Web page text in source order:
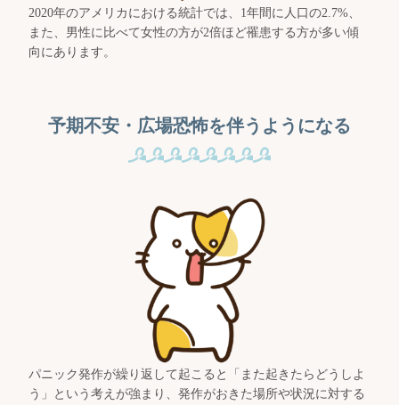
2020年のアメリカにおける統計では、1年間に人口の2.7%、
また、男性に比べて女性の方が2倍ほど罹患する方が多い傾
向にあります。
予期不安・広場恐怖を伴うようになる
パニック発作が繰り返して起こると「また起きたらどうしよ
う」という考えが強まり、発作がおきた場所や状況に対する